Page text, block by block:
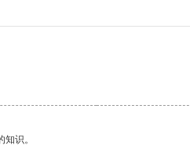
识。